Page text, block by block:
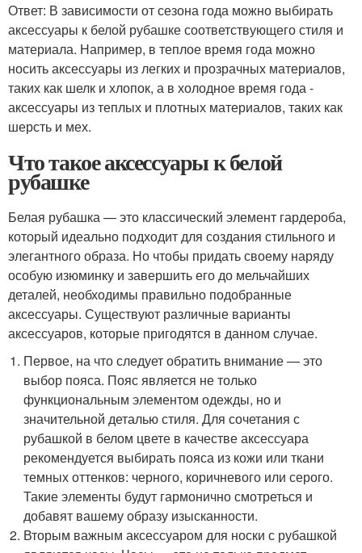
Ответ: В зависимости от сезона года можно выбирать
аксессуары к белой рубашке соответствующего стиля и
материала. Например, в теплое время года можно
носить аксессуары из легких и прозрачных материалов,
таких как шелк и хлопок, а в холодное время года -
аксессуары из теплых и плотных материалов, таких как
шерсть и мех.
Что такое аксессуары к белой
рубашке
Белая рубашка — это классический элемент гардероба,
который идеально подходит для создания стильного и
элегантного образа. Но чтобы придать своему наряду
особую изюминку и завершить его до мельчайших
деталей, необходимы правильно подобранные
аксессуары. Существуют различные варианты
аксессуаров, которые пригодятся в данном случае.
Первое, на что следует обратить внимание — это
выбор пояса. Пояс является не только
функциональным элементом одежды, но и
значительной деталью стиля. Для сочетания с
рубашкой в белом цвете в качестве аксессуара
рекомендуется выбирать пояса из кожи или ткани
темных оттенков: черного, коричневого или серого.
Такие элементы будут гармонично смотреться и
добавят вашему образу изысканности.
Вторым важным аксессуаром для носки с рубашкой